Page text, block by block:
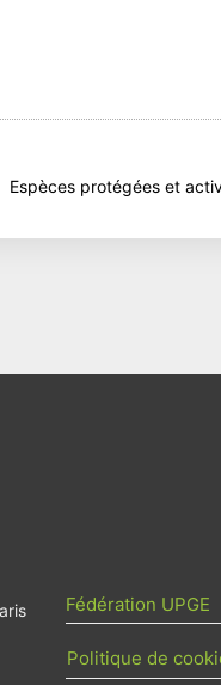
Espèces protégées et
Fédération UPGE
Politique de